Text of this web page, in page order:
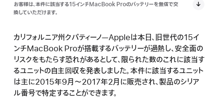
お客様は、本件に該当する15インチMacBook Proのバッテリーを無償で交
換していただけます。
カリフォルニア州クパティーノ―Appleは本日、旧世代の15イ
ンチMacBook Proが搭載するバッテリーが過熱し、安全面の
リスクをもたらす恐れがあるとして、限られた数のこれに該当す
るユニットの自主回収を発表しました。本件に該当するユニット
は主に2015年9月～2017年2月に販売され、製品のシリア
ル番号で特定することができます。